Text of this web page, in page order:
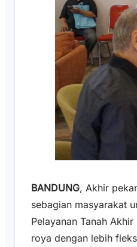
BANDUNG, Akhir
sebagian masyarakat
Pelayanan Tanah
roya dengan lebih